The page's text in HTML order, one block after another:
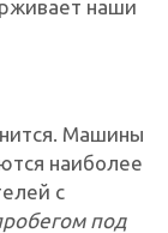
наши
Машины
наиболее
с
под